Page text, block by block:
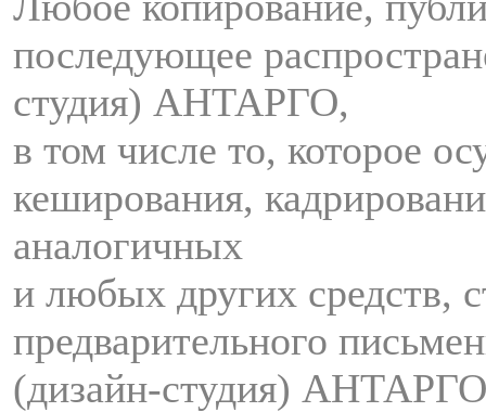
последующее
студия) АНТАРГО,
в том числе то, которое
кеширования,
аналогичных
и любых других средств,
предварительного
(дизайн-студия)